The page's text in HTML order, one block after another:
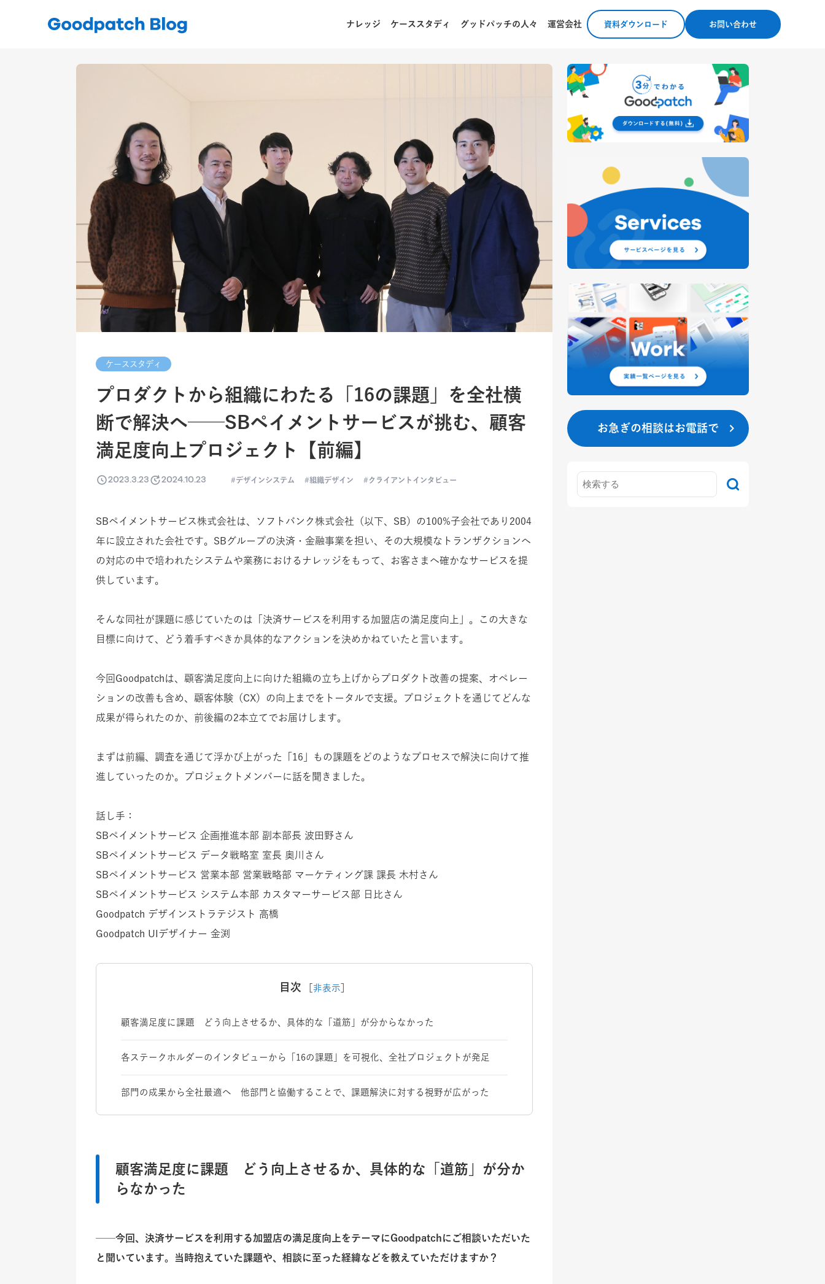
ナレッジ ケーススタディ グッドパッチの人々 運営会社 資料ダウンロード お問い合わせ
ケーススタディ
プロダクトから組織にわたる「16の課題」を全社横
断で解決へ──SBペイメントサービスが挑む、顧客
満足度向上プロジェクト【前編】
2023.3.23 2024.10.23 デザインシステム 組織デザイン クライアントインタビュー
SBペイメントサービス株式会社は、ソフトバンク株式会社（以下、SB）の100%子会社であり2004
年に設立された会社です。SBグループの決済・金融事業を担い、その大規模なトランザクションへ
の対応の中で培われたシステムや業務におけるナレッジをもって、お客さまへ確かなサービスを提
供しています。
そんな同社が課題に感じていたのは「決済サービスを利用する加盟店の満足度向上」。この大きな
目標に向けて、どう着手すべきか具体的なアクションを決めかねていたと言います。
今回Goodpatchは、顧客満足度向上に向けた組織の立ち上げからプロダクト改善の提案、オペレー
ションの改善も含め、顧客体験（CX）の向上までをトータルで支援。プロジェクトを通じてどんな
成果が得られたのか、前後編の2本立てでお届けします。
まずは前編、調査を通じて浮かび上がった「16」もの課題をどのようなプロセスで解決に向けて推
進していったのか。プロジェクトメンバーに話を聞きました。
話し手：
SBペイメントサービス 企画推進本部 副本部長 波田野さん
SBペイメントサービス データ戦略室 室長 奥川さん
SBペイメントサービス 営業本部 営業戦略部 マーケティング課 課長 木村さん
SBペイメントサービス システム本部 カスタマーサービス部 日比さん
Goodpatch デザインストラテジスト 高橋
Goodpatch UIデザイナー 金渕
目次 非表示
顧客満足度に課題 どう向上させるか、具体的な「道筋」が分からなかった
各ステークホルダーのインタビューから「16の課題」を可視化、全社プロジェクトが発足
部門の成果から全社最適へ 他部門と協働することで、課題解決に対する視野が広がった
顧客満足度に課題 どう向上させるか、具体的な「道筋」が分か
らなかった
──今回、決済サービスを利用する加盟店の満足度向上をテーマにGoodpatchにご相談いただいた
と聞いています。当時抱えていた課題や、相談に至った経緯などを教えていただけますか？
お急ぎの相談はお電話で